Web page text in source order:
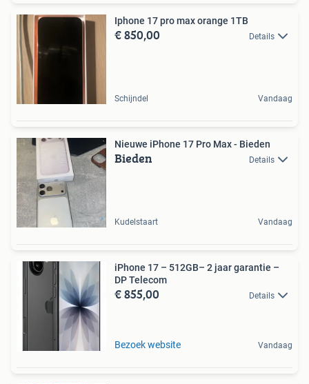
Iphone 17 pro max orange 1TB
€ 850,00 Details
Schijndel Vandaag
Nieuwe iPhone 17 Pro Max - Bieden
Bieden Details
Kudelstaart Vandaag
iPhone 17 – 512GB– 2 jaar garantie –
DP Telecom
€ 855,00 Details
Bezoek website Vandaag